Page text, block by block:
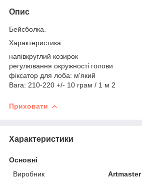
Опис
Бейсболка.
Характеристика:
напівкруглий козирок
регулювання окружності голови
фіксатор для лоба: м'який
Вага: 210-220 +/- 10 грам / 1 м 2
Приховати
Характеристики
Основні
Виробник
Artmaster